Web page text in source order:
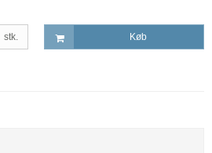
stk. Køb